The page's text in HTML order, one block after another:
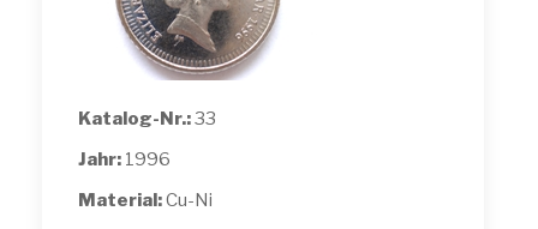
Katalog-Nr.:33
Jahr: 1996
Material:Cu-Ni